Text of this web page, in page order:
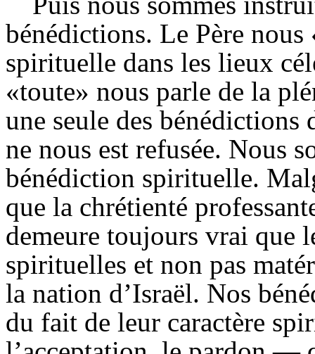
bénédictions. Le Père
spirituelle dans les lieux
«toute» nous parle de la
une seule des
ne nous est refusée. Nous
bénédiction spirituelle.
que la chrétienté
demeure toujours vrai que
spirituelles et non pas
la nation d’Israël. Nos
du fait de leur caractère